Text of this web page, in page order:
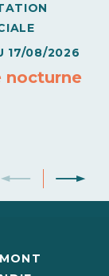
17/08/2026
nocturne